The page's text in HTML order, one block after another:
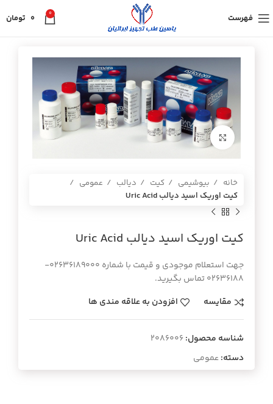
فهرست 0
0 تومان
برای بزرگنمایی کلیک کنید
خانه بیوشیمی کیت دیالب
عمومی
كيت اوريك اسيد ديالب Uric Acid
كيت اوريك اسيد ديالب Uric Acid
جهت استعلام موجودی و قیمت با شماره 02636189000-
02636188 تماس بگیرید.
مقایسه
افزودن به علاقه مندی ها
شناسه محصول: 2086006
دسته:عمومی